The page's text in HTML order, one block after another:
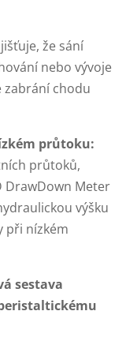
že sání
nebo vývoje
zabrání chodu
průtoku:
průtoků,
DrawDown Meter
výšku
při nízkém
sestava